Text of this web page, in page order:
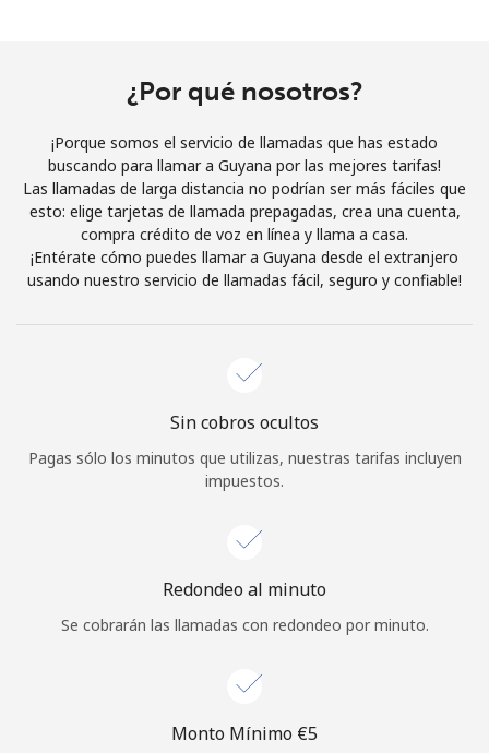
Únete
¡Hola!
Inicia sesión oREGÍSTRATE →
¿Olvidaste tu contraseña? →
o
Continuar con
¿Por qué nosotros?
¡Porque somos el servicio de llamadas que has estado
buscando para llamar a Guyana por las mejores tarifas!
Las llamadas de larga distancia no podrían ser más fáciles que
esto: elige tarjetas de llamada prepagadas, crea una cuenta,
compra crédito de voz en línea y llama a casa.
¡Entérate cómo puedes llamar a Guyana desde el extranjero
usando nuestro servicio de llamadas fácil, seguro y confiable!
Sin cobros ocultos
Pagas sólo los minutos que utilizas, nuestras tarifas incluyen
impuestos.
Redondeo al minuto
Se cobrarán las llamadas con redondeo por minuto.
Monto Mínimo ⁦€5⁩